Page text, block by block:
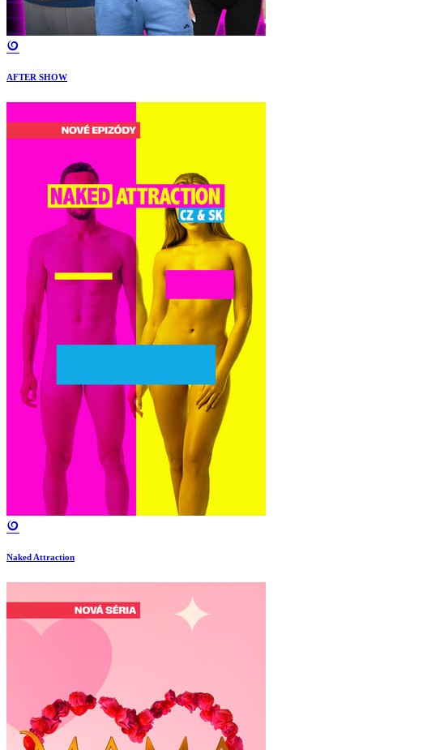
AFTER SHOW
Naked Attraction